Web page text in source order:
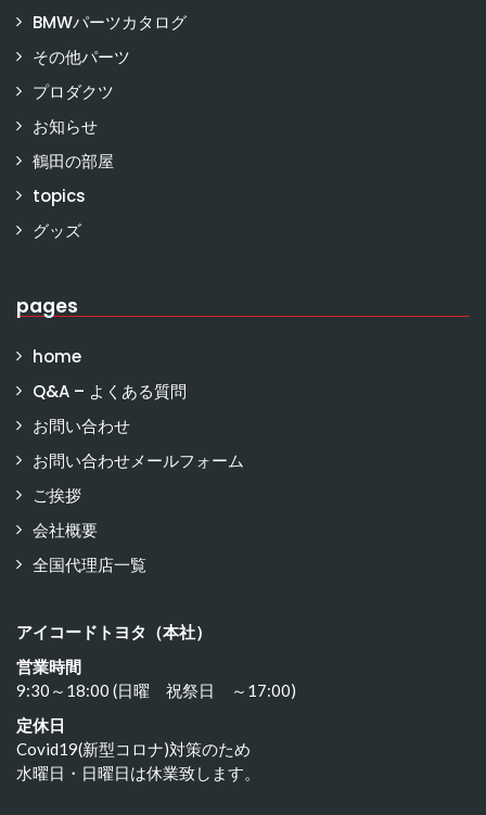
BMWパーツカタログ
その他パーツ
プロダクツ
お知らせ
鶴田の部屋
topics
グッズ
pages
home
Q&A – よくある質問
お問い合わせ
お問い合わせメールフォーム
ご挨拶
会社概要
全国代理店一覧
アイコードトヨタ（本社）
営業時間
9:30～18:00 (日曜 祝祭日 ～17:00)
定休日
Covid19(新型コロナ)対策のため
水曜日・日曜日は休業致します。